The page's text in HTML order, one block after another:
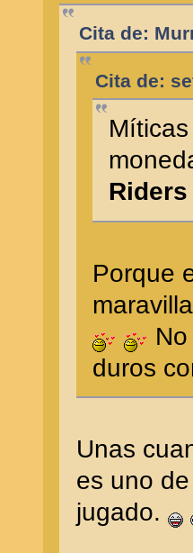
Cita de:
Cita de:
Riders
Porque
duros
Unas
es uno
jugado.